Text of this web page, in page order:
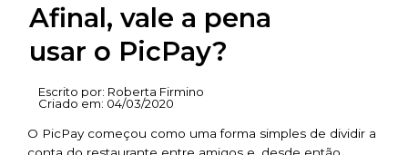
Afinal, vale a pena
usar o PicPay?
Escrito por: Roberta Firmino
Criado em: 04/03/2020
O PicPay começou como uma forma simples de dividir a
conta do restaurante entre amigos e, desde então,